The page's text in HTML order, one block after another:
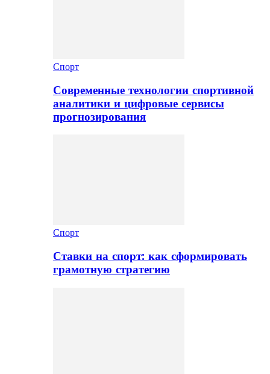
Спорт
Современные технологии спортивной
аналитики и цифровые сервисы
прогнозирования
Спорт
Ставки на спорт: как сформировать
грамотную стратегию